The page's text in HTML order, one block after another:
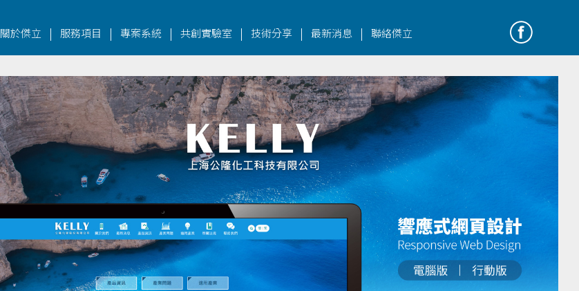
關於傑立 | 服務項目 | 專案系統| 共創實驗室 | 技術分享| 最新消息| 聯絡傑立